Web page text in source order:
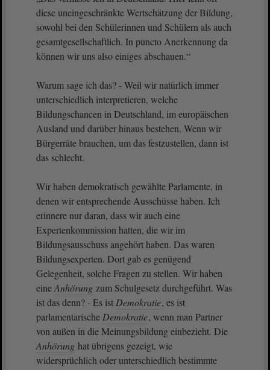
diese uneingeschränkte Wertschätzung der Bildung,
sowohl bei den Schülerinnen und Schülern als auch
gesamtgesellschaftlich. In puncto Anerkennung da
können wir uns also einiges abschauen.“
Warum sage ich das? - Weil wir natürlich immer
unterschiedlich interpretieren, welche
Bildungschancen in Deutschland, im europäischen
Ausland und darüber hinaus bestehen. Wenn wir
Bürgerräte brauchen, um das festzustellen, dann ist
das schlecht.
Wir haben demokratisch gewählte Parlamente, in
denen wir entsprechende Ausschüsse haben. Ich
erinnere nur daran, dass wir auch eine
Expertenkommission hatten, die wir im
Bildungsausschuss angehört haben. Das waren
Bildungsexperten. Dort gab es genügend
Gelegenheit, solche Fragen zu stellen. Wir haben
eineAnhörung zum Schulgesetz durchgeführt. Was
ist das denn? - Es ist Demokratie, es ist
parlamentarische Demokratie, wenn man Partner
von außen in die Meinungsbildung einbezieht. Die
Anhörung hat übrigens gezeigt, wie
widersprüchlich oder unterschiedlich bestimmte